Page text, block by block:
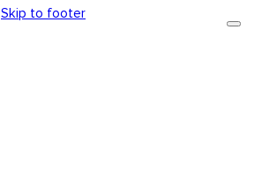
Skip to footer